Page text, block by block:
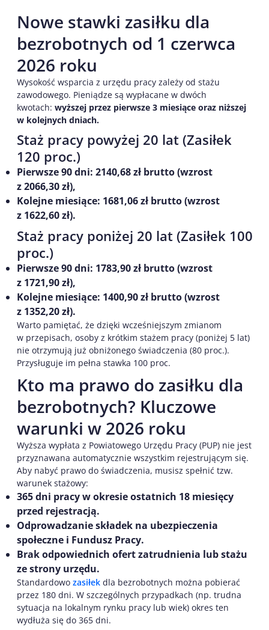
Nowe stawki zasiłku dla
bezrobotnych od 1 czerwca
2026 roku
Wysokość wsparcia z urzędu pracy zależy od stażu
zawodowego. Pieniądze są wypłacane w dwóch
kwotach: wyższej przez pierwsze 3 miesiące oraz niższej
w kolejnych dniach.
Staż pracy powyżej 20 lat (Zasiłek
120 proc.)
Pierwsze 90 dni: 2140,68 zł brutto (wzrost
z 2066,30 zł),
Kolejne miesiące: 1681,06 zł brutto (wzrost
z 1622,60 zł).
Staż pracy poniżej 20 lat (Zasiłek 100
proc.)
Pierwsze 90 dni: 1783,90 zł brutto (wzrost
z 1721,90 zł),
Kolejne miesiące: 1400,90 zł brutto (wzrost
z 1352,20 zł).
Warto pamiętać, że dzięki wcześniejszym zmianom
w przepisach, osoby z krótkim stażem pracy (poniżej 5 lat)
nie otrzymują już obniżonego świadczenia (80 proc.).
Przysługuje im pełna stawka 100 proc.
Kto ma prawo do zasiłku dla
bezrobotnych? Kluczowe
warunki w 2026 roku
Wyższa wypłata z Powiatowego Urzędu Pracy (PUP) nie jest
przyznawana automatycznie wszystkim rejestrującym się.
Aby nabyć prawo do świadczenia, musisz spełnić tzw.
warunek stażowy:
365 dni pracy w okresie ostatnich 18 miesięcy
przed rejestracją.
Odprowadzanie składek na ubezpieczenia
społeczne i Fundusz Pracy.
Brak odpowiednich ofert zatrudnienia lub stażu
ze strony urzędu.
Standardowo zasiłek dla bezrobotnych można pobierać
przez 180 dni. W szczególnych przypadkach (np. trudna
sytuacja na lokalnym rynku pracy lub wiek) okres ten
wydłuża się do 365 dni.